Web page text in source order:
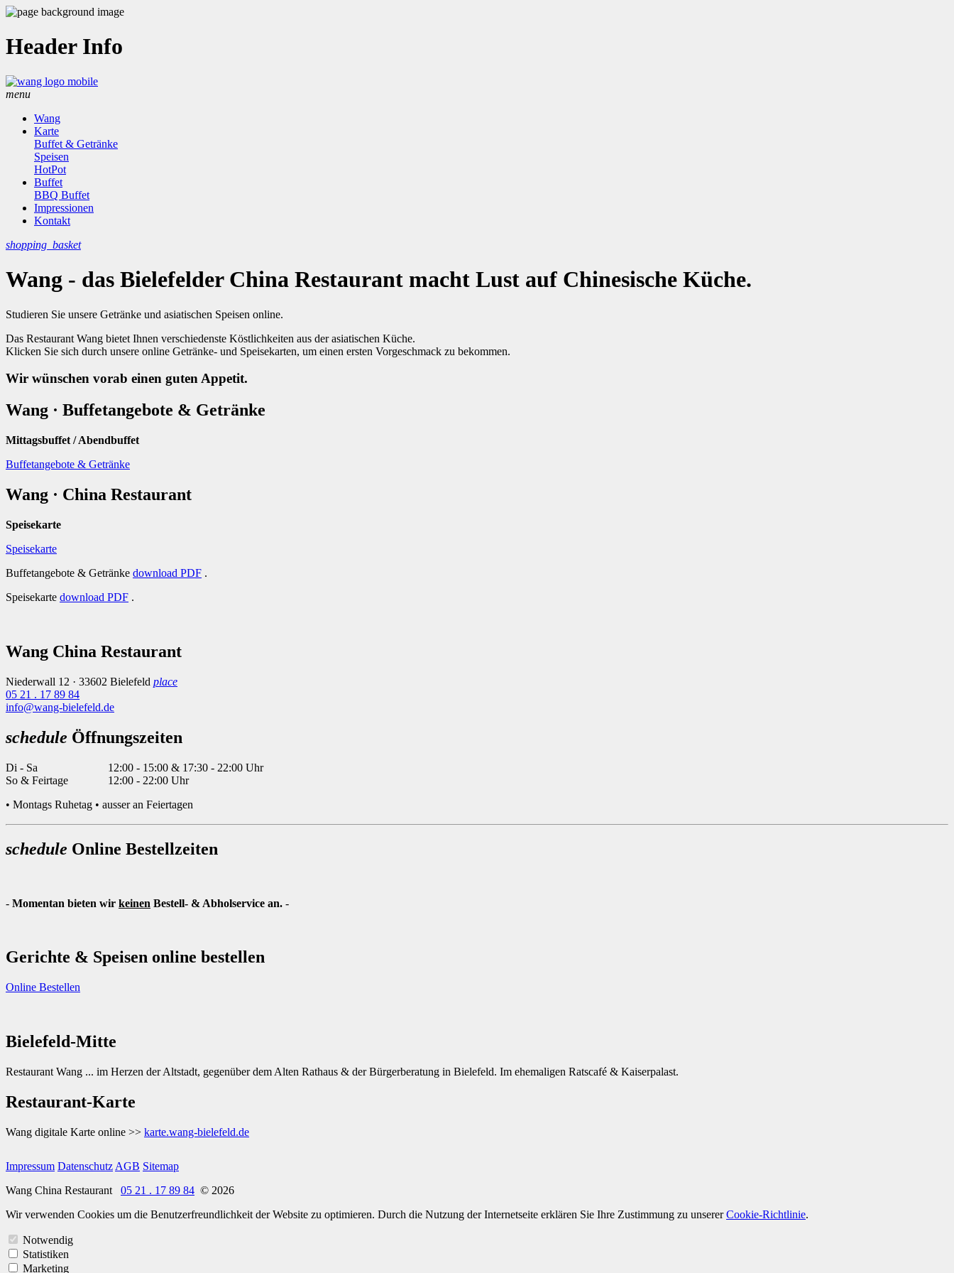
Header Info
menu
Wang
Karte
Buffet & Getränke
Speisen
HotPot
Buffet
BBQ Buffet
Impressionen
Kontakt
shopping_basket
Wang - das Bielefelder China Restaurant macht Lust auf Chinesische Küche.
Studieren Sie unsere Getränke und asiatischen Speisen online.
Das Restaurant Wang bietet Ihnen verschiedenste Köstlichkeiten aus der asiatischen Küche.
Klicken Sie sich durch unsere online Getränke- und Speisekarten, um einen ersten Vorgeschmack zu bekommen.
Wir wünschen vorab einen guten Appetit.
Wang · Buffetangebote & Getränke
Mittagsbuffet / Abendbuffet
Buffetangebote & Getränke
Wang · China Restaurant
Speisekarte
Speisekarte
Buffetangebote & Getränke download PDF .
Speisekarte download PDF .
Wang China Restaurant
Niederwall 12 · 33602 Bielefeld place
05 21 . 17 89 84
info@wang-bielefeld.de
schedule Öffnungszeiten
Di - Sa
12:00 - 15:00 & 17:30 - 22:00 Uhr
So & Feirtage
12:00 - 22:00 Uhr
• Montags Ruhetag • ausser an Feiertagen
schedule Online Bestellzeiten
- Momentan bieten wir keinen Bestell- & Abholservice an. -
Gerichte & Speisen online bestellen
Online Bestellen
Bielefeld-Mitte
Restaurant Wang ... im Herzen der Altstadt, gegenüber dem Alten Rathaus & der Bürgerberatung in Bielefeld. Im ehemaligen Ratscafé & Kaiserpalast.
Restaurant-Karte
Wang digitale Karte online >> karte.wang-bielefeld.de
Impressum Datenschutz AGB Sitemap
Wang China Restaurant
05 21 . 17 89 84 © 2026
Wir verwenden Cookies um die Benutzerfreundlichkeit der Website zu optimieren. Durch die Nutzung der Internetseite erklären Sie Ihre Zustimmung zu unsererCookie-Richtlinie.
Notwendig
Statistiken
Marketing